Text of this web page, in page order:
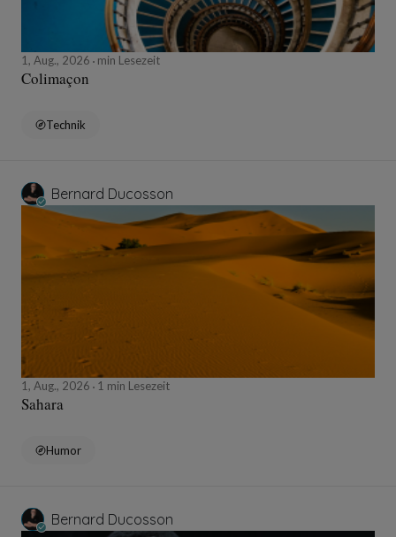
1, Aug., 2026 min Lesezeit
Colimaçon
Technik
Bernard Ducosson
1, Aug., 2026 1 min Lesezeit
Sahara
Humor
Bernard Ducosson